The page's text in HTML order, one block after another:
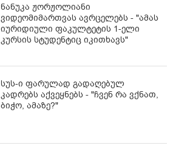
ნანუკა ჟორჟოლიანი
ვიდეომიმართვას ავრცელებს - "ამას
იურიდიული ფაკულტეტის 1-ელი
კურსის სტუდენტიც იკითხავს"
სუს-ი ფარულად გადაღებულ
კადრებს აქვეყნებს - "ჩვენ რა ვქნათ,
ბიჭო, ამაზე?"